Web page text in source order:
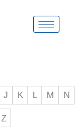
J K L M N
Z